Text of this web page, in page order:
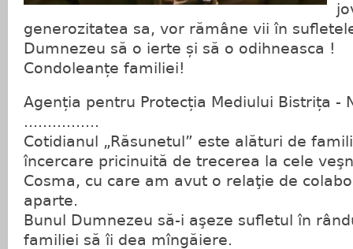
generozitatea sa, vor rămâne vii în
Dumnezeu să o ierte și să o odihneasca !
Condoleanțe familiei!
Agenția pentru Protecția Mediului Bistrița -
................
Cotidianul „Răsunetul” este alături de
încercare pricinuită de trecerea la cele
Cosma, cu care am avut o relaţie de
aparte.
Bunul Dumnezeu să-i aşeze sufletul în
familiei să îi dea mîngăiere.